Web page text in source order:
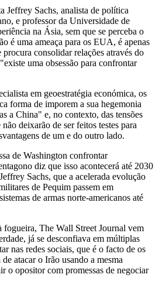
Jeffrey Sachs, analista de política
e professor da Universidade de
na Ásia, sem que se perceba o
é uma ameaça para os EUA, é apenas
consolidar relações através do
uma obsessão para confrontar
em geoestratégia económica, os
forma de imporem a sua hegemonia
a China" e, no contexto, das tensões
deixarão de ser feitos testes para
de um e do outro lado.
de Washington confrontar
diz que isso acontecerá até 2030
Sachs, que a acelerada evolução
de Pequim passem em
de armas norte-americanos até
fogueira, The Wall Street Journal vem
já se desconfiava em múltiplas
nas redes sociais, que é o facto de os
atacar o Irão usando a mesma
o opositor com promessas de negociar